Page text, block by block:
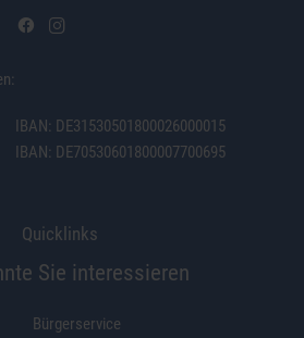
IBAN: DE31530501800026000015
IBAN: DE70530601800007700695
Quicklinks
Sie interessieren
Bürgerservice